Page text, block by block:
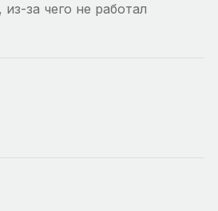
за чего не работал